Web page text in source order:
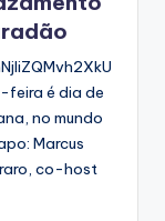
feira é dia de
no mundo
Marcus
co-host